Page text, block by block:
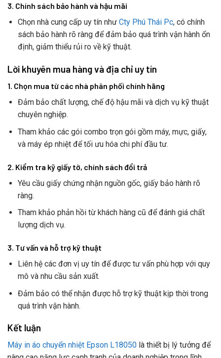
3. Chính sách bảo hành và hậu mãi
Chọn nhà cung cấp uy tín như Cty Phú Thái Pc, có chính
sách bảo hành rõ ràng để đảm bảo quá trình vận hành ổn
định, giảm thiểu rủi ro về kỹ thuật.
Lời khuyên mua hàng và địa chỉ uy tín
1. Chọn mua từ các nhà phân phối chính hãng
Đảm bảo chất lượng, chế độ hậu mãi và dịch vụ kỹ thuật
chuyên nghiệp.
Tham khảo các gói combo trọn gói gồm máy, mực, giấy,
và máy ép nhiệt để tối ưu hóa chi phí đầu tư.
2. Kiểm tra kỹ giấy tờ, chính sách đổi trả
Yêu cầu giấy chứng nhận nguồn gốc, giấy bảo hành rõ
ràng.
Tham khảo phản hồi từ khách hàng cũ để đánh giá chất
lượng dịch vụ.
3. Tư vấn và hỗ trợ kỹ thuật
Liên hệ các đơn vị uy tín để được tư vấn phù hợp với quy
mô và nhu cầu sản xuất.
Đảm bảo có thể nhận được hỗ trợ kỹ thuật kịp thời trong
quá trình vận hành.
Kết luận
Máy in áo chuyển nhiệt Epson L18050 là thiết bị lý tưởng để